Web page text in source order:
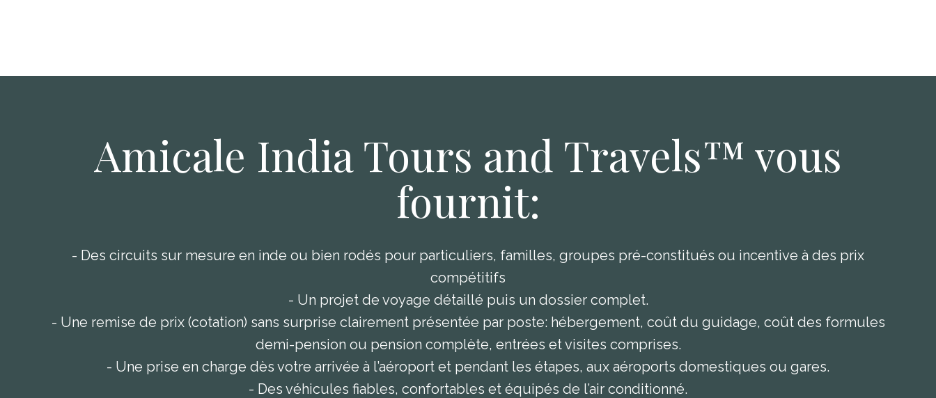
Amicale India Tours and Travels™ vous
fournit:
- Des circuits sur mesure en inde ou bien rodés pour particuliers, familles, groupes pré-constitués ou incentive à des prix
compétitifs
- Un projet de voyage détaillé puis un dossier complet.
- Une remise de prix (cotation) sans surprise clairement présentée par poste: hébergement, coût du guidage, coût des formules
demi-pension ou pension complète, entrées et visites comprises.
- Une prise en charge dès votre arrivée à l’aéroport et pendant les étapes, aux aéroports domestiques ou gares.
- Des véhicules fiables, confortables et équipés de l’air conditionné.